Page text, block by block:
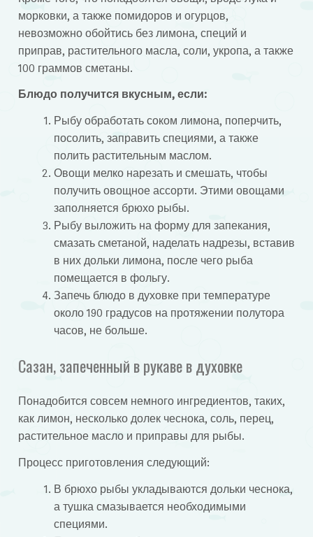
морковки, а также помидоров и огурцов,
невозможно обойтись без лимона, специй и
приправ, растительного масла, соли, укропа, а также
100 граммов сметаны.
Блюдо получится вкусным, если:
Рыбу обработать соком лимона, поперчить,
посолить, заправить специями, а также
полить растительным маслом.
Овощи мелко нарезать и смешать, чтобы
получить овощное ассорти. Этими овощами
заполняется брюхо рыбы.
Рыбу выложить на форму для запекания,
смазать сметаной, наделать надрезы, вставив
в них дольки лимона, после чего рыба
помещается в фольгу.
Запечь блюдо в духовке при температуре
около 190 градусов на протяжении полутора
часов, не больше.
Сазан, запеченный в рукаве в духовке
Понадобится совсем немного ингредиентов, таких,
как лимон, несколько долек чеснока, соль, перец,
растительное масло и приправы для рыбы.
Процесс приготовления следующий:
В брюхо рыбы укладываются дольки чеснока,
а тушка смазывается необходимыми
специями.